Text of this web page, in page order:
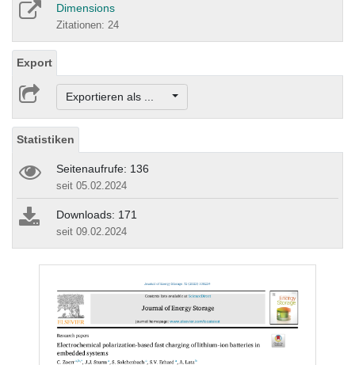
Dimensions
Zitationen: 24
Export
Exportieren als ...
Statistiken
Seitenaufrufe: 136
seit 05.02.2024
Downloads: 171
seit 09.02.2024